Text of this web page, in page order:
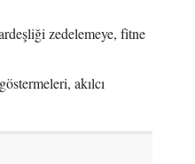
zedelemeye, fitne
akılcı